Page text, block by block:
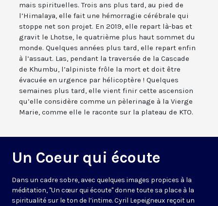
mais spirituelles. Trois ans plus tard, au pied de
l’Himalaya, elle fait une hémorragie cérébrale qui
stoppe net son projet. En 2019, elle repart là-bas et
gravit le Lhotse, le quatrième plus haut sommet du
monde. Quelques années plus tard, elle repart enfin
à l’assaut. Las, pendant la traversée de la Cascade
de Khumbu, l’alpiniste frôle la mort et doit être
évacuée en urgence par hélicoptère ! Quelques
semaines plus tard, elle vient finir cette ascension
qu’elle considère comme un pèlerinage à la Vierge
Marie, comme elle le raconte sur la plateau de KTO.
Un Coeur qui écoute
Dans un cadre sobre, avec quelques images propices à la
méditation, "Un cœur qui écoute" donne toute sa place à la
spiritualité sur le ton de l’intime. Cyril Lepeigneux reçoit un